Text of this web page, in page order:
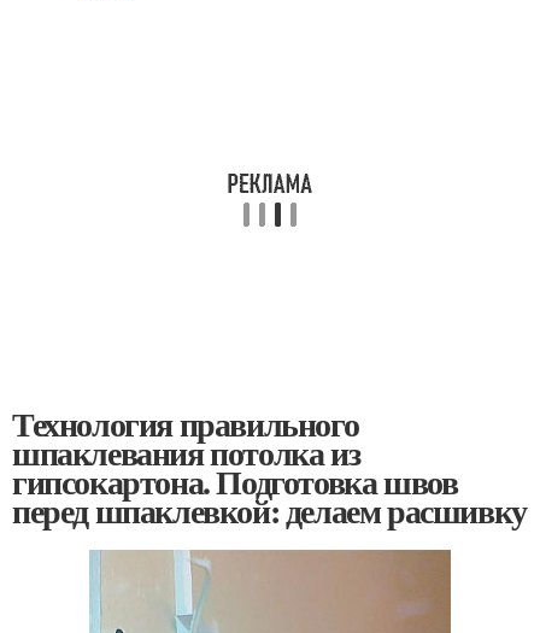
Технология правильного
шпаклевания потолка из
гипсокартона. Подготовка швов
перед шпаклевкой: делаем расшивку